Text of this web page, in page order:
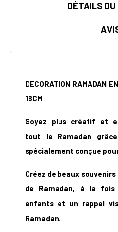
DÉTAILS DU
DECORATION RAMADAN
18CM
Soyez plus créatif et
tout le Ramadan
spécialement conçue
Créez de beaux
de Ramadan, à la
enfants et un rappel
Ramadan.